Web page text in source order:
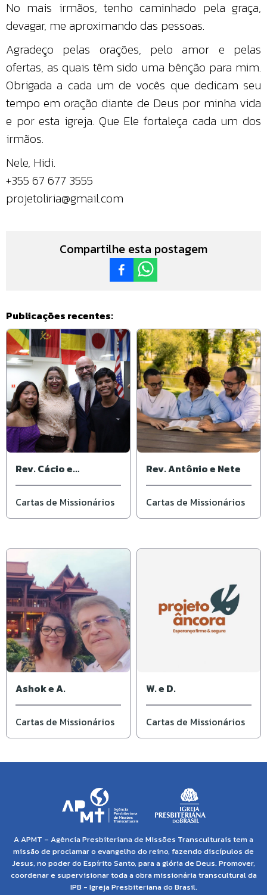
No mais irmãos, tenho caminhado pela graça,
devagar, me aproximando das pessoas.
Agradeço pelas orações, pelo amor e pelas
ofertas, as quais têm sido uma bênção para mim.
Obrigada a cada um de vocês que dedicam seu
tempo em oração diante de Deus por minha vida
e por esta igreja. Que Ele fortaleça cada um dos
irmãos.
Nele, Hidi.
+355 67 677 3555
projetoliria@gmail.com
Compartilhe esta postagem
Publicações recentes:
Rev. Cácio e
Elisângela
Cartas de Missionários
Rev. Antônio e Nete
Cartas de Missionários
Ashok e A.
Cartas de Missionários
W. e D.
Cartas de Missionários
A APMT – Agência Presbiteriana de Missões Transculturais tem a
missão de proclamar o evangelho do reino, fazendo discípulos de
Jesus, no poder do Espírito Santo, para a glória de Deus. Promover,
coordenar e supervisionar toda a obra missionária transcultural da
IPB - Igreja Presbiteriana do Brasil.